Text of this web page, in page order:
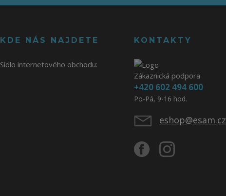
KDE NÁS NAJDETE
Sídlo internetového obchodu:
KONTAKTY
Zákaznická podpora
+420 602 494 600
Po-Pá, 9-16 hod.
eshop@esam.cz